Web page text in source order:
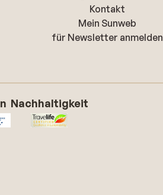
Kontakt
Mein Sunweb
für Newsletter anmelden
Nachhaltigkeit